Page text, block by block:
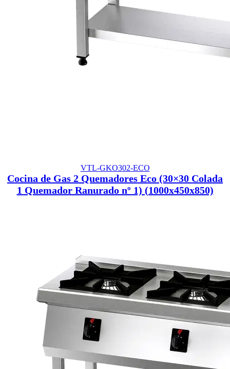
VTL-GKO302-ECO
Cocina de Gas 2 Quemadores Eco (30×30 Colada
1 Quemador Ranurado nº 1) (1000x450x850)